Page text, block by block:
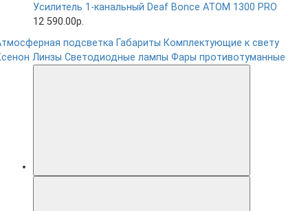
Усилитель 1-канальный Deaf Bonce ATOM 1300 PRO
12 590.00р.
подсветка Габариты Комплектующие к свету
Линзы Светодиодные лампы Фары противотуманные